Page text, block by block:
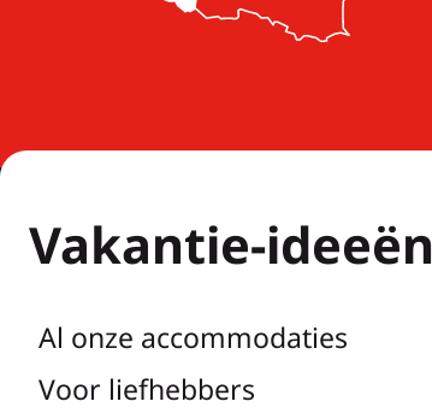
Vakantie-ideeën
Al onze accommodaties
Voor liefhebbers